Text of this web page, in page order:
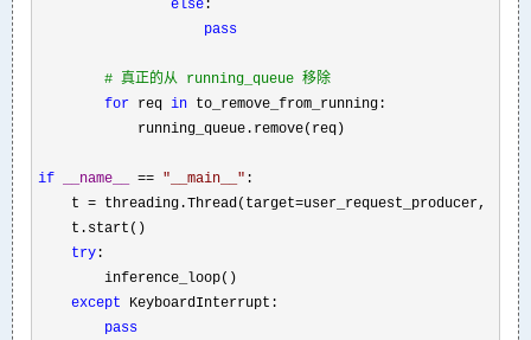
else :
pass
# 真正的从 running_queue 移除
for req in to_remove_from_running:
            running_queue.remove(req)
if __name__ == " __main__ " :
    t
= threading.Thread(target=user_request_producer,
    t.start()
try :
        inference_loop()
except KeyboardInterrupt:
pass